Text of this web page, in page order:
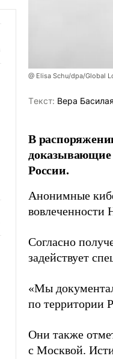
@ Elisa Schu/dpa/Global
Tекст: Вера Басилая
В
доказывающие
России.
Анонимные
вовлеченности
Согласно
задействует
«Мы
по территории
Они также
с Москвой.